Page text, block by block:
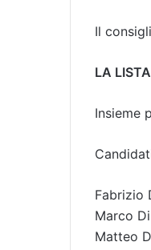
Il
LA LISTA
Insieme
Fabrizio
Marco
Matteo